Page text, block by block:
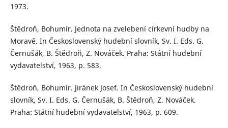
1973.
Štědroň, Bohumír. Jednota na zvelebení církevní hudby na
Moravě. In Československý hudební slovník, Sv. I. Eds. G.
Černušák, B. Štědroň, Z. Nováček. Praha: Státní hudební
vydavatelství, 1963, p. 583.
Štědroň, Bohumír. Jiránek Josef. In Československý hudební
slovník, Sv. I. Eds. G. Černušák, B. Štědroň, Z. Nováček.
Praha: Státní hudební vydavatelství, 1963, p. 609.